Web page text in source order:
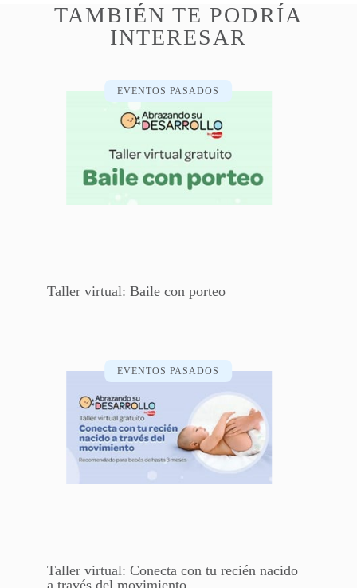
TAMBIÉN TE PODRÍA
INTERESAR
EVENTOS PASADOS
Taller virtual: Baile con porteo
EVENTOS PASADOS
Taller virtual: Conecta con tu recién nacido
a través del movimiento​